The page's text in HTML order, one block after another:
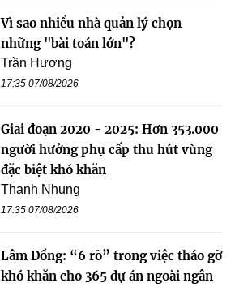
Vì sao nhiều nhà quản lý chọn
những "bài toán lớn"?
Trần Hương
17:35 07/08/2026
Giai đoạn 2020 - 2025: Hơn 353.000
người hưởng phụ cấp thu hút vùng
đặc biệt khó khăn
Thanh Nhung
17:35 07/08/2026
Lâm Đồng: “6 rõ” trong việc tháo gỡ
khó khăn cho 365 dự án ngoài ngân